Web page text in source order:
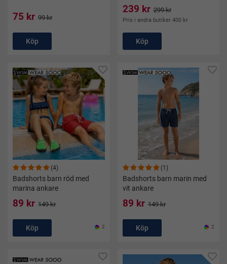
75 kr 99 kr
Köp
239 kr 299 kr
Pris i andra butiker 400 kr
Köp
(4)
Badshorts barn röd med
marina ankare
89 kr 149 kr
Köp 2
(1)
Badshorts barn marin med
vit ankare
89 kr 149 kr
Köp 2